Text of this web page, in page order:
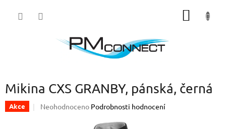
Mikina CXS GRANBY, pánská, černá
Akce
Průměrné
Neohodnoceno Podrobnosti hodnocení